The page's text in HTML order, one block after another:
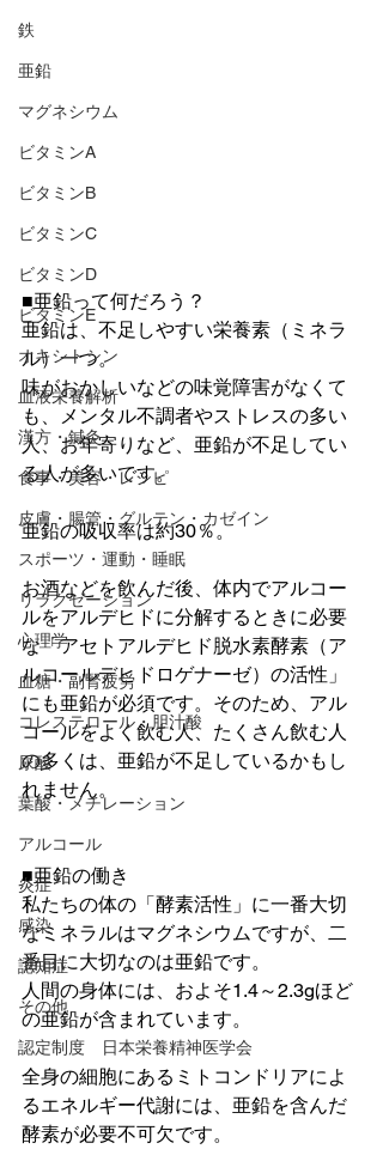
鉄
亜鉛
マグネシウム
ビタミンA
ビタミンB
ビタミンC
ビタミンD
ビタミンE
オキシトシン
血液栄養解析
漢方・鍼灸
食事・美容・レシピ
皮膚・腸管・グルテン・カゼイン
スポーツ・運動・睡眠
リラクゼーション
心理学
血糖・副腎疲労
コレステロール・胆汁酸
尿酸
葉酸・メチレーション
アルコール
炎症
感染
認知症
その他
認定制度 日本栄養精神医学会
■亜鉛って何だろう？
亜鉛は、不足しやすい栄養素（ミネラ
ル）一つ。
味がおかしいなどの味覚障害がなくて
も、メンタル不調者やストレスの多い
人、お年寄りなど、亜鉛が不足してい
る人が多いです。
亜鉛の吸収率は約30％。
お酒などを飲んだ後、体内でアルコー
ルをアルデヒドに分解するときに必要
な「アセトアルデヒド脱水素酵素（ア
ルコールデヒドロゲナーゼ）の活性」
にも亜鉛が必須です。そのため、アル
コールをよく飲む人、たくさん飲む人
の多くは、亜鉛が不足しているかもし
れません。
■亜鉛の働き
私たちの体の「酵素活性」に一番大切
なミネラルはマグネシウムですが、二
番目に大切なのは亜鉛です。
人間の身体には、およそ1.4～2.3gほど
の亜鉛が含まれています。
全身の細胞にあるミトコンドリアによ
るエネルギー代謝には、亜鉛を含んだ
酵素が必要不可欠です。